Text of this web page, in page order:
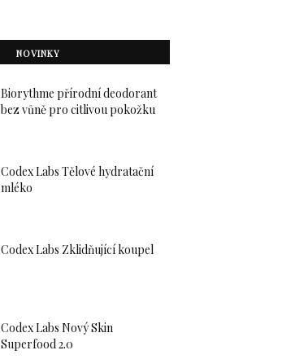
NOVINKY
Biorythme přírodní deodorant
bez vůně pro citlivou pokožku
Codex Labs Tělové hydratační
mléko
Codex Labs Zklidňující koupel
Codex Labs Nový Skin
Superfood 2.0